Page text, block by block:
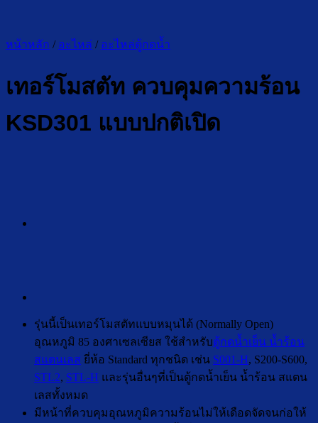
หน้าหลัก / อะไหล่ / อะไหล่ตู้กดน้ำ
เทอร์โมสตัท ควบคุมความร้อน
KSD301 แบบปกติเปิด
รุ่นนี้เป็นเทอร์โมสตัทแบบหมุนได้ (Normally Open)
อุณหภูมิ 85 องศาเซลเซียส ใช้สำหรับตู้กดน้ำเย็น น้ำร้อน
สแตนเลส ยี่ห้อ Standard ทุกชนิด เช่น S001-H, S200-S600,
STL2, STL-H และรุ่นอื่นๆที่เป็นตู้กดน้ำเย็น น้ำร้อน สแตน
เลสทั้งหมด
มีหน้าที่ควบคุมอุณหภูมิความร้อนไม่ให้เดือดจัดจนก่อให้